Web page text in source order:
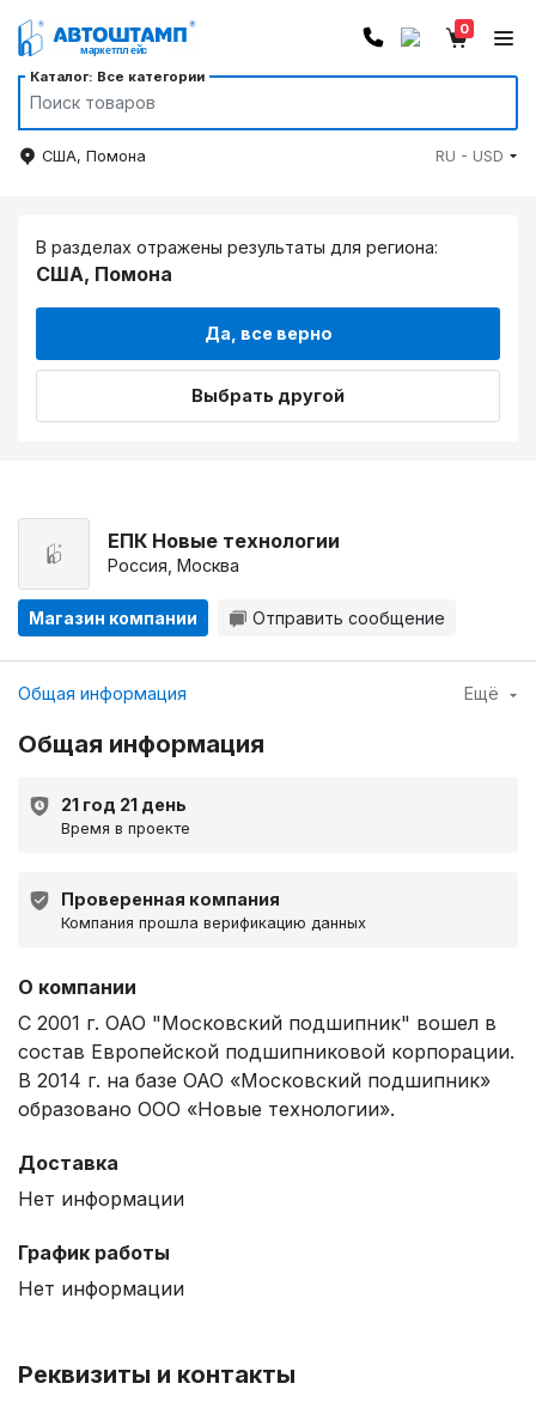
Каталог: Все категории
0
США, Помона RU - USD
В разделах отражены результаты для региона:
США, Помона
Да, все верно
Выбрать другой
ЕПК Новые технологии
Россия, Москва
Магазин компании Отправить сообщение
Общая информация Ещё
Общая информация
21 год 21 день
Время в проекте
Проверенная компания
Компания прошла верификацию данных
О компании
С 2001 г. ОАО "Московский подшипник" вошел в
состав Европейской подшипниковой корпорации.
В 2014 г. на базе ОАО «Московский подшипник»
образовано ООО «Новые технологии».
Доставка
Нет информации
График работы
Нет информации
Реквизиты и контакты